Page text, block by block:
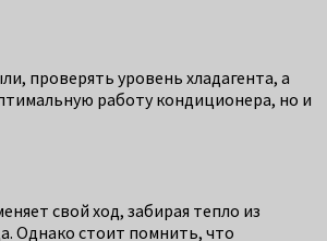
проверять уровень хладагента, а
работу кондиционера, но и
свой ход, забирая тепло из
Однако стоит помнить, что